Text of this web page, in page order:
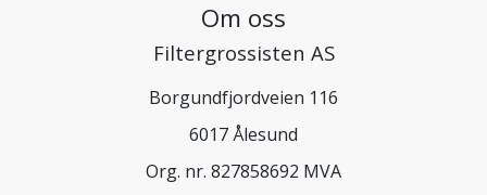
Om oss
Filtergrossisten AS
Borgundfjordveien 116
6017 Ålesund
Org. nr. 827858692 MVA